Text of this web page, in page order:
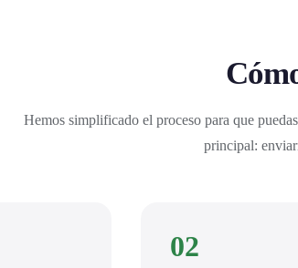
Hemos simplificado el proceso para que
principal:
02